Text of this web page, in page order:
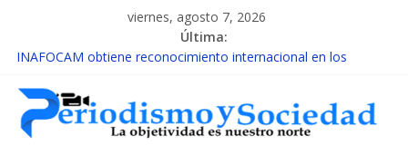
viernes, agosto 7, 2026
Última:
INAFOCAM obtiene reconocimiento internacional en los
15 de febrero de cada año es Día Nacional de la lucha contra el
cáncer infantil
EL ENFOQUE UNILATERAL DE LA COALICIÓN